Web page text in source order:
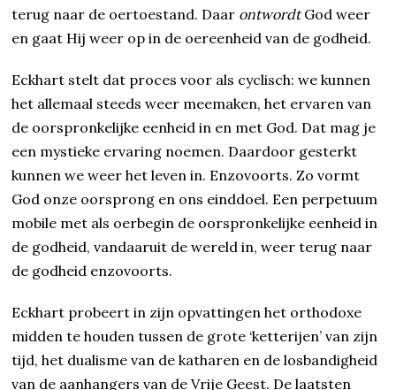
terug naar de oertoestand. Daar ontwordtGod weer
en gaat Hij weer op in de oereenheid van de godheid.
Eckhart stelt dat proces voor als cyclisch: we kunnen
het allemaal steeds weer meemaken, het ervaren van
de oorspronkelijke eenheid in en met God. Dat mag je
een mystieke ervaring noemen. Daardoor gesterkt
kunnen we weer het leven in. Enzovoorts. Zo vormt
God onze oorsprong en ons einddoel. Een perpetuum
mobile met als oerbegin de oorspronkelijke eenheid in
de godheid, vandaaruit de wereld in, weer terug naar
de godheid enzovoorts.
Eckhart probeert in zijn opvattingen het orthodoxe
midden te houden tussen de grote ‘ketterijen’ van zijn
tijd, het dualisme van de katharen en de losbandigheid
van de aanhangers van de Vrije Geest. De laatsten